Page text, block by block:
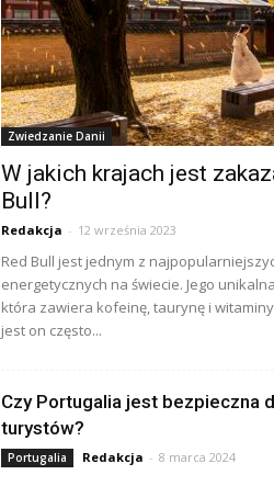
Zwiedzanie Danii
W jakich krajach jest
Bull?
Redakcja - 12 września 2023
Red Bull jest jednym z
energetycznych na świecie. Jego
która zawiera kofeinę, taurynę i
jest on często...
Czy Portugalia jest bezpieczna
turystów?
Portugalia Redakcja - 8 marca 2024